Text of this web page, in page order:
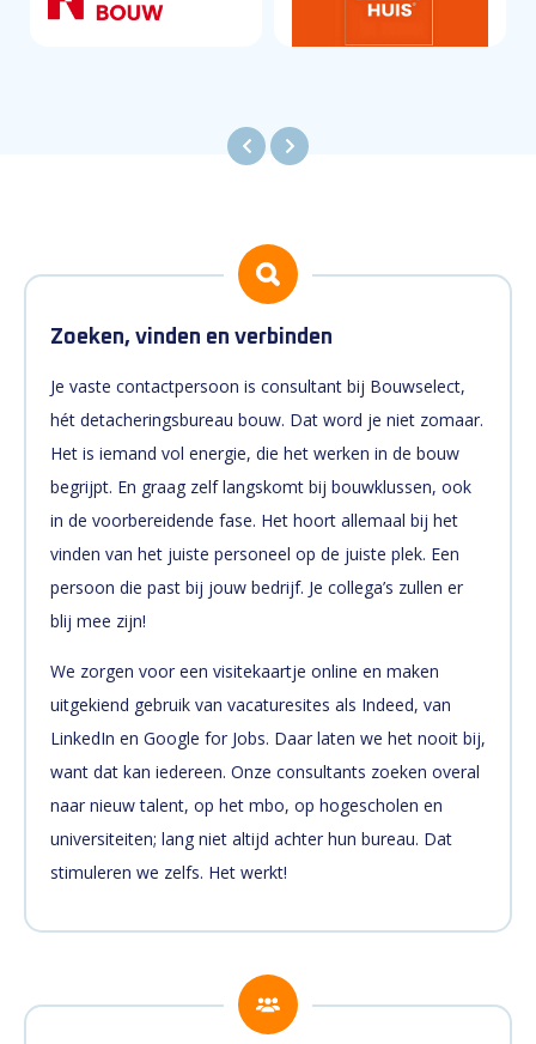
Zoeken, vinden en verbinden
Je vaste contactpersoon is consultant bij Bouwselect,
hét detacheringsbureau bouw. Dat word je niet zomaar.
Het is iemand vol energie, die het werken in de bouw
begrijpt. En graag zelf langskomt bij bouwklussen, ook
in de voorbereidende fase. Het hoort allemaal bij het
vinden van het juiste personeel op de juiste plek. Een
persoon die past bij jouw bedrijf. Je collega’s zullen er
blij mee zijn!
We zorgen voor een visitekaartje online en maken
uitgekiend gebruik van vacaturesites als Indeed, van
LinkedIn en Google for Jobs. Daar laten we het nooit bij,
want dat kan iedereen. Onze consultants zoeken overal
naar nieuw talent, op het mbo, op hogescholen en
universiteiten; lang niet altijd achter hun bureau. Dat
stimuleren we zelfs. Het werkt!